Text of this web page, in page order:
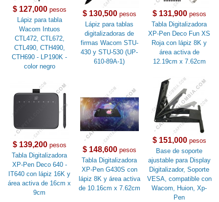
$ 127,000pesos
Lápiz para tabla
Wacom Intuos
CTL472, CTL672,
CTL490, CTH490,
CTH690 - LP190K -
color negro
$ 130,500pesos
Lápiz para tablas
digitalizadoras de
firmas Wacom STU-
430 y STU-530 (UP-
610-89A-1)
$ 131,900pesos
Tabla Digitalizadora
XP-Pen Deco Fun XS
Roja con lápiz 8K y
área activa de
12.19cm x 7.62cm
$ 139,200pesos
Tabla Digitalizadora
XP-Pen Deco 640 -
IT640 con lápiz 16K y
área activa de 16cm x
9cm
$ 148,600pesos
Tabla Digitalizadora
XP-Pen G430S con
lápiz 8K y área activa
de 10.16cm x 7.62cm
$ 151,000pesos
Base de soporte
ajustable para Display
Digitalizador, Soporte
VESA, compatible con
Wacom, Huion, Xp-
Pen